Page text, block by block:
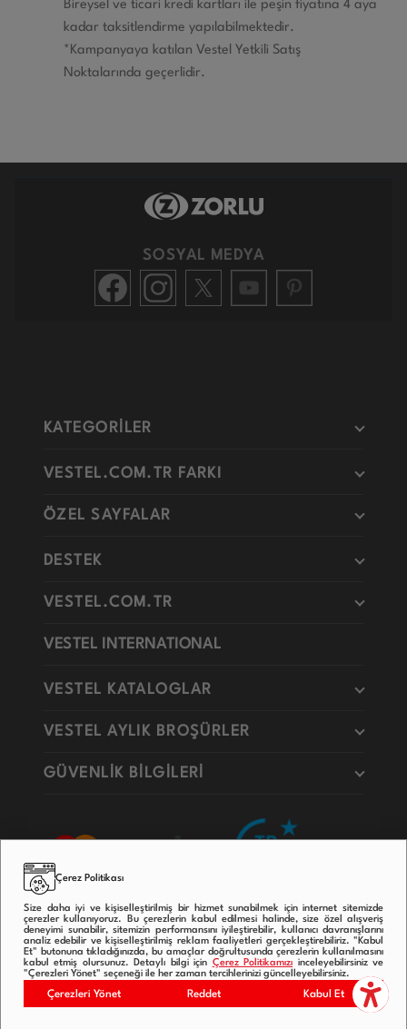
Bireysel ve ticari kredi kartları ile peşin fiyatına 4 aya
kadar taksitlendirme yapılabilmektedir.
*Kampanyaya katılan Vestel Yetkili Satış
Noktalarında geçerlidir.
SOSYAL MEDYA
KATEGORİLER
VESTEL.COM.TR FARKI
ÖZEL SAYFALAR
DESTEK
VESTEL.COM.TR
VESTEL INTERNATIONAL
VESTEL KATALOGLAR
VESTEL AYLIK BROŞÜRLER
GÜVENLİK BİLGİLERİ
Copyright © 2020
Çerez Politikası
Size daha iyi ve kişiselleştirilmiş bir hizmet sunabilmek için internet sitemizde
çerezler kullanıyoruz. Bu çerezlerin kabul edilmesi halinde, size özel alışveriş
deneyimi sunabilir, sitemizin performansını iyileştirebilir, kullanıcı davranışlarını
analiz edebilir ve kişiselleştirilmiş reklam faaliyetleri gerçekleştirebiliriz. "Kabul
Et" butonuna tıkladığınızda, bu amaçlar doğrultusunda çerezlerin kullanılmasını
kabul etmiş olursunuz. Detaylı bilgi için Çerez Politikamızı inceleyebilirsiniz ve
"Çerezleri Yönet" seçeneği ile her zaman tercihlerinizi güncelleyebilirsiniz.
Kabul Et
Reddet
Çerezleri Yönet